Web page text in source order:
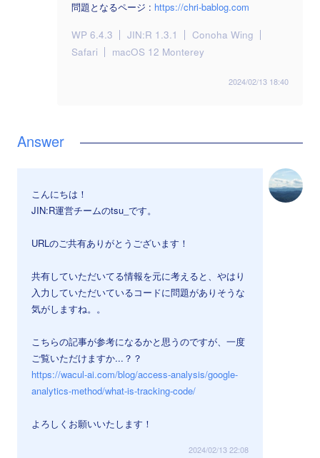
問題となるページ : https://chri-bablog.com
WP 6.4.3 JIN:R 1.3.1
Conoha Wing
Safari
macOS 12 Monterey
2024/02/13 18:40
こんにちは！
JIN:R運営チームのtsu_です。
URLのご共有ありがとうございます！
共有していただいてる情報を元に考えると、やはり
入力していただいているコードに問題がありそうな
気がしますね。。
こちらの記事が参考になるかと思うのですが、一度
ご覧いただけますか...？？
https://wacul-ai.com/blog/access-analysis/google-
analytics-method/what-is-tracking-code/
よろしくお願いいたします！
2024/02/13 22:08